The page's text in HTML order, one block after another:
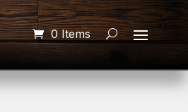
0 Items